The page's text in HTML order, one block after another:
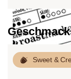
roast
Sweet &